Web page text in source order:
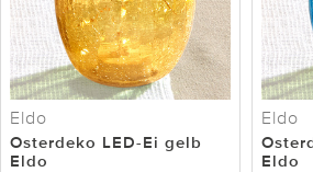
Eldo
Osterdeko LED-Ei gelb
Eldo
Eldo
Eldo